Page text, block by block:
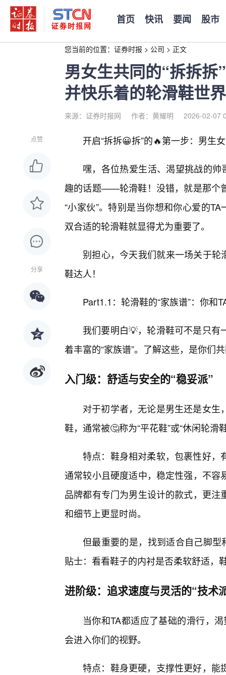
首页 快讯 要闻 股市
您当前的位置： 证券时报 > 公司 > 正文
男女生共同的“拆拆
并快乐着的轮滑鞋世
来源：证券时报网 作者：黄耀明 2026-02-07
点赞
分享
开启“拆拆😀拆”的🔥第一步：男生
嘿，各位热爱生活、渴望挑战的帅
趣的话题——轮滑鞋！没错，就是那个
“小家伙”。特别是当你想和你心爱的
双合适的轮滑鞋就显得尤为重要了。
别担心，今天我们就来一场关于轮
鞋达人！
Part1.1：轮滑鞋的“家族谱”：你和
我们要明白💡，轮滑鞋可不是只
着丰富的“家族谱”。了解这些，是你们
入门级：舒适与安全的“稳妥派”
对于初学者，无论是男生还是女
鞋，通常被🤔称为“平花鞋”或“休闲轮滑
特点：鞋身相对柔软，包裹性好，
通常较小且硬度适中，稳定性强，不
品牌都有专门为男生设计的款式，更
和细节上更显时尚。
但最重要的是，找到适合自己脚型
贴士：看看鞋子的内衬是否柔软舒适，
进阶级：追求速度与灵活的“技术
当你和TA都适应了基础的滑行，
会进入你们的视野。
特点：鞋身更硬，支撑性更好，能